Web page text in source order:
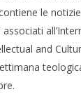
le
and